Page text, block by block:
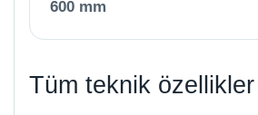
600 mm
Tüm teknik özellikler